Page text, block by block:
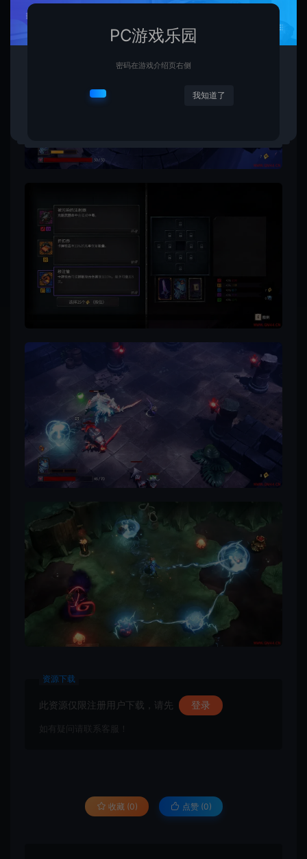
资源下载
此资源仅限注册用户下载，请先 登录
如有疑问请联系客服！
收藏 (0) 点赞 (0)
PC游戏乐园
密码在游戏介绍页右侧
我知道了